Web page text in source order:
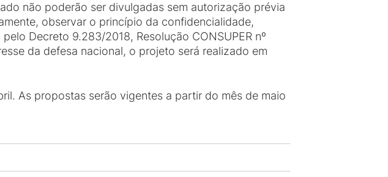
não poderão ser divulgadas sem autorização prévia
observar o princípio da confidencialidade,
Decreto 9.283/2018, Resolução CONSUPER nº
da defesa nacional, o projeto será realizado em
As propostas serão vigentes a partir do mês de maio